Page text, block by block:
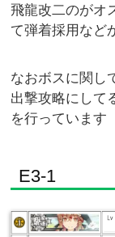
飛龍改二のがオ
て弾着採用など
なおボスに関し
出撃攻略にして
を行っています
E3-1